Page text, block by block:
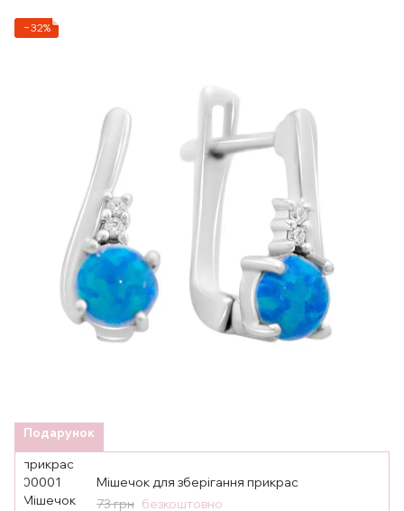
−32%
Подарунок
Мішечок для зберігання прикрас
73 грн безкоштовно